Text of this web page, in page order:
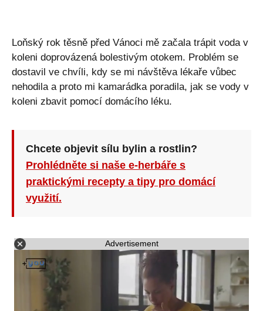
Loňský rok těsně před Vánoci mě začala trápit voda v
koleni doprovázená bolestivým otokem. Problém se
dostavil ve chvíli, kdy se mi návštěva lékaře vůbec
nehodila a proto mi kamarádka poradila, jak se vody v
koleni zbavit pomocí domácího léku.
Chcete objevit sílu bylin a rostlin?
Prohlédněte si naše e-herbáře s
praktickými recepty a tipy pro domácí
využití.
Advertisement